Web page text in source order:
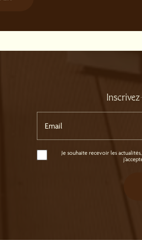
Email
Je souhaite recevoir les